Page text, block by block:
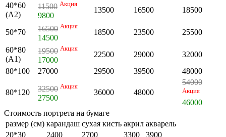
40*60
(А2)
11500 Акция
9800
13500 16500 18500
50*70 16500 Акция
14500
18500 23500 25500
60*80
(А1)
19500 Акция
17000
22500 29000
32000
80*100
27000 29500 39500 48000
80*120 32500 Акция
27500
36000 48000
54000
Акция
46000
Стоимость портрета на бумаге
размер (см) карандаш сухая кисть акрил акварель
20*30
2400 2700 3300
3900